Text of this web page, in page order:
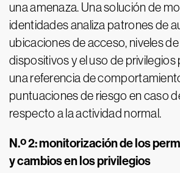
una amenaza. Una solución de
identidades analiza patrones de
ubicaciones de acceso, niveles
dispositivos y el uso de
una referencia de
puntuaciones de riesgo en caso
respecto a la actividad normal.
N.º 2: monitorización de los
y cambios en los privilegios